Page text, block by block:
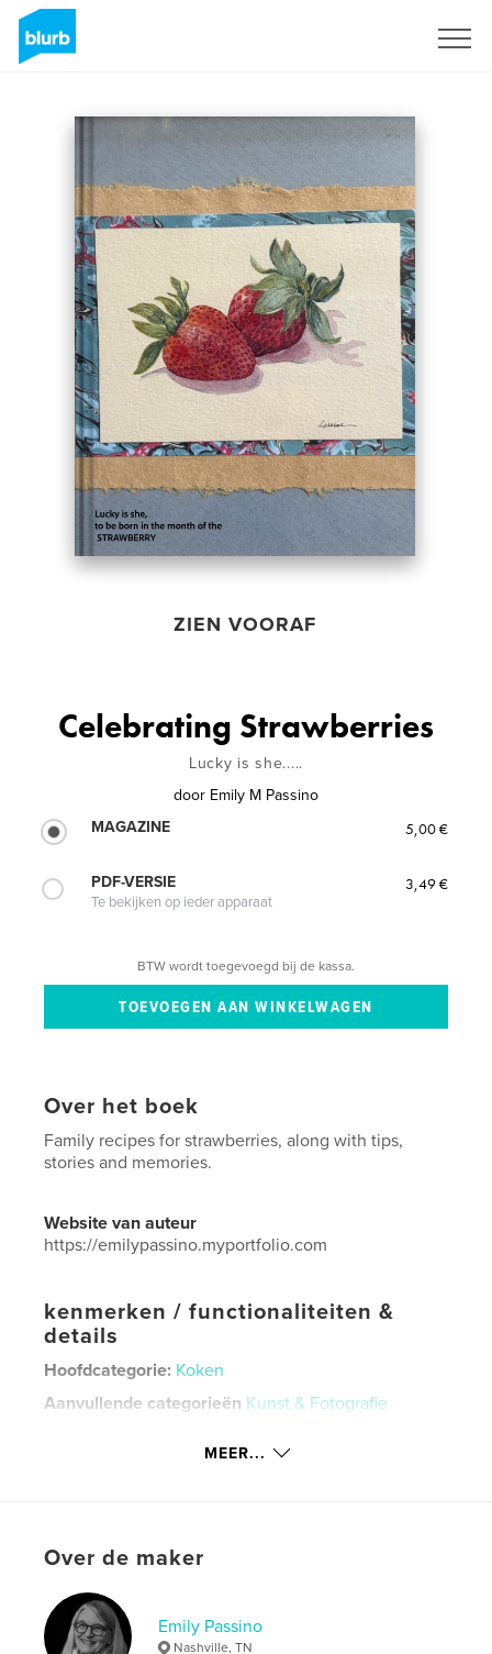
ZIEN VOORAF
Celebrating Strawberries
Lucky is she.....
door Emily M Passino
MAGAZINE
5,00 €
PDF-VERSIE
Te bekijken op ieder apparaat
3,49 €
BTW wordt toegevoegd bij de kassa.
Over het boek
Family recipes for strawberries, along with tips,
stories and memories.
Website van auteur
https://emilypassino.myportfolio.com
kenmerken / functionaliteiten &
details
Hoofdcategorie: Koken
Aanvullende categorieën Kunst & Fotografie
Trefwoorden
May
strawberry
MEER...
Over de maker
Emily Passino
Nashville, TN